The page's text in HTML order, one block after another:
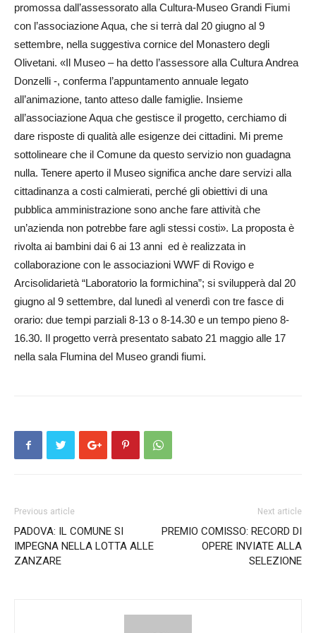
promossa dall’assessorato alla Cultura-Museo Grandi Fiumi
con l’associazione Aqua, che si terrà dal 20 giugno al 9
settembre, nella suggestiva cornice del Monastero degli
Olivetani. «Il Museo – ha detto l’assessore alla Cultura Andrea
Donzelli -, conferma l’appuntamento annuale legato
all’animazione, tanto atteso dalle famiglie. Insieme
all’associazione Aqua che gestisce il progetto, cerchiamo di
dare risposte di qualità alle esigenze dei cittadini. Mi preme
sottolineare che il Comune da questo servizio non guadagna
nulla. Tenere aperto il Museo significa anche dare servizi alla
cittadinanza a costi calmierati, perché gli obiettivi di una
pubblica amministrazione sono anche fare attività che
un’azienda non potrebbe fare agli stessi costi». La proposta è
rivolta ai bambini dai 6 ai 13 anni ed è realizzata in
collaborazione con le associazioni WWF di Rovigo e
Arcisolidarietà “Laboratorio la formichina”; si svilupperà dal 20
giugno al 9 settembre, dal lunedì al venerdì con tre fasce di
orario: due tempi parziali 8-13 o 8-14.30 e un tempo pieno 8-
16.30. Il progetto verrà presentato sabato 21 maggio alle 17
nella sala Flumina del Museo grandi fiumi.
Previous article
PADOVA: IL COMUNE SI
IMPEGNA NELLA LOTTA ALLE
ZANZARE
Next article
PREMIO COMISSO: RECORD DI
OPERE INVIATE ALLA
SELEZIONE